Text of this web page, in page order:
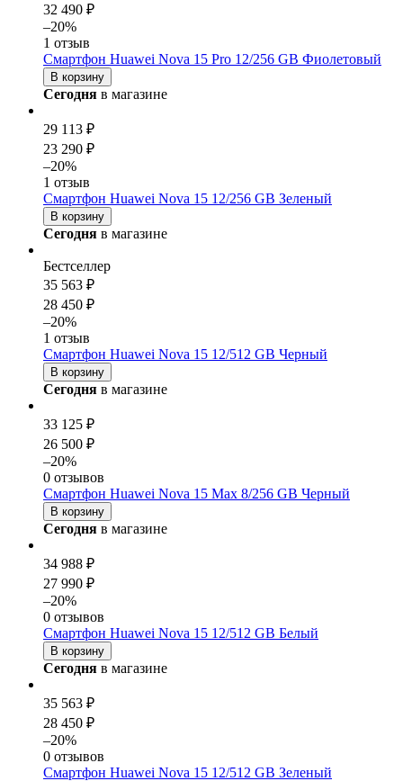
32 490 ₽
–20%
1 отзыв
Смартфон Huawei Nova 15 Pro 12/256 GB Фиолетовый
В корзину
Сегодня в магазине
29 113 ₽
23 290 ₽
–20%
1 отзыв
Смартфон Huawei Nova 15 12/256 GB Зеленый
В корзину
Сегодня в магазине
Бестселлер
35 563 ₽
28 450 ₽
–20%
1 отзыв
Смартфон Huawei Nova 15 12/512 GB Черный
В корзину
Сегодня в магазине
33 125 ₽
26 500 ₽
–20%
0 отзывов
Смартфон Huawei Nova 15 Max 8/256 GB Черный
В корзину
Сегодня в магазине
34 988 ₽
27 990 ₽
–20%
0 отзывов
Смартфон Huawei Nova 15 12/512 GB Белый
В корзину
Сегодня в магазине
35 563 ₽
28 450 ₽
–20%
0 отзывов
Смартфон Huawei Nova 15 12/512 GB Зеленый